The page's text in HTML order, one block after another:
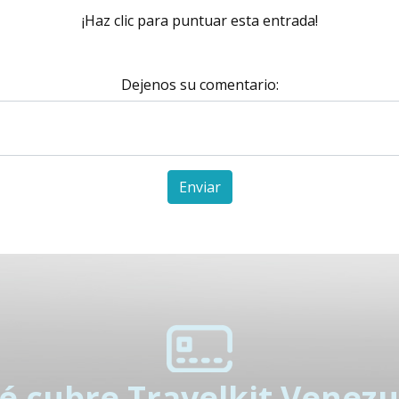
¡Haz clic para puntuar esta entrada!
Dejenos su comentario:
Enviar